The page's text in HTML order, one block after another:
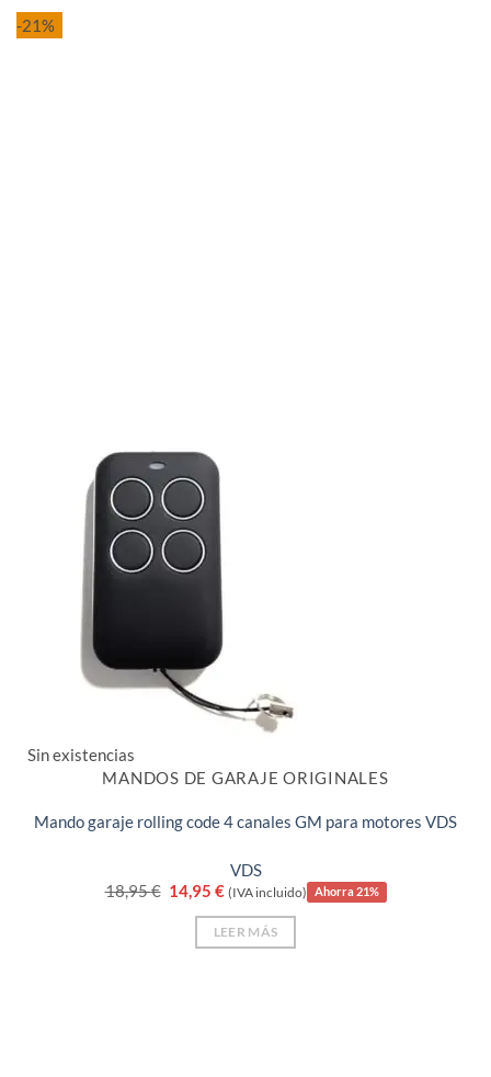
-21%
Sin existencias
MANDOS DE GARAJE ORIGINALES
Mando garaje rolling code 4 canales GM para motores VDS
VDS
18,95€ El
precio
original
18,95 €.
14,95 €El
precio
actual
es:
14,95 €.
(IVA incluido) Ahorra 21%
LEER MÁS